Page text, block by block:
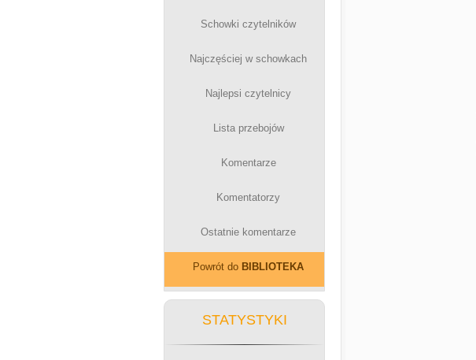
Schowki czytelników
Najczęściej w schowkach
Najlepsi czytelnicy
Lista przebojów
Komentarze
Komentatorzy
Ostatnie komentarze
Powrót do BIBLIOTEKA
STATYSTYKI